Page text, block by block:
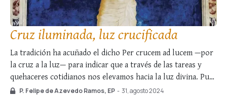
Cruz iluminada, luz crucificada
La tradición ha acuñado el dicho Per crucem ad lucem —por
la cruz a la luz— para indicar que a través de las tareas y
quehaceres cotidianos nos elevamos hacia la luz divina. Pues
bien, ¿y si dijéramos que la expresión contraria, Per lucem
P. Felipe de Azevedo Ramos, EP - 31, agosto 2024